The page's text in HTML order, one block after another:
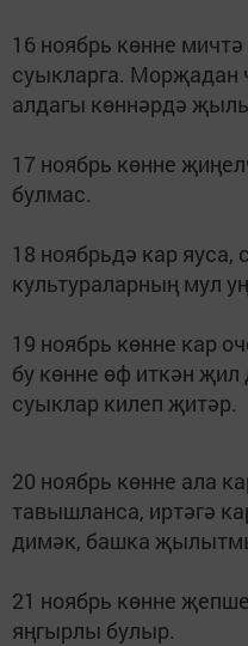
16 ноябрь көнне
суыкларга. Морҗадан
алдагы көннәрдә
17 ноябрь көнне
булмас.
18 ноябрьдә кар яуса,
культураларның мул
19 ноябрь көнне кар
бу көнне өф иткән
суыклар килеп җитәр.
20 ноябрь көнне ала
тавышланса, иртәгә
димәк, башка
21 ноябрь көнне
яңгырлы булыр.